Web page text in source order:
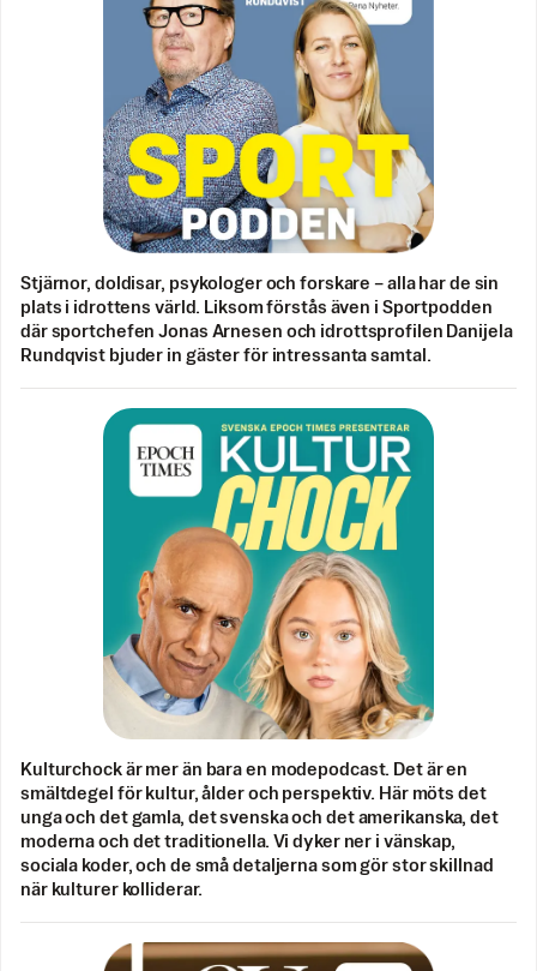
Stjärnor, doldisar, psykologer och forskare – alla har de sin
plats i idrottens värld. Liksom förstås även i Sportpodden
där sportchefen Jonas Arnesen och idrottsprofilen Danijela
Rundqvist bjuder in gäster för intressanta samtal.
Kulturchock är mer än bara en modepodcast. Det är en
smältdegel för kultur, ålder och perspektiv. Här möts det
unga och det gamla, det svenska och det amerikanska, det
moderna och det traditionella. Vi dyker ner i vänskap,
sociala koder, och de små detaljerna som gör stor skillnad
när kulturer kolliderar.